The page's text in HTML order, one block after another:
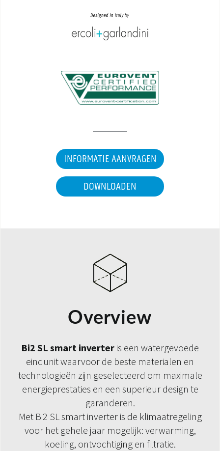
INFORMATIE AANVRAGEN
DOWNLOADEN
Overview
Bi2 SL smart inverter is een watergevoede
eindunit waarvoor de beste materialen en
technologieën zijn geselecteerd om maximale
energieprestaties en een superieur design te
garanderen.
Met Bi2 SL smart inverter is de klimaatregeling
voor het gehele jaar mogelijk: verwarming,
koeling, ontvochtiging en filtratie.